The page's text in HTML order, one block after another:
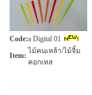
Code:a Digital 01
Item:
ไม้คนเหล้า/ไม้จิ้ม
คอกเทล